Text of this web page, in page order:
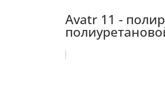
Avatr 11 -